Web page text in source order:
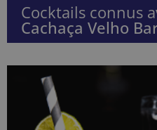
Cocktails connus
Cachaça Velho